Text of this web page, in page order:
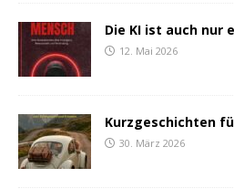
Die KI ist auch nur
12. Mai 2026
Kurzgeschichten
30. März 2026